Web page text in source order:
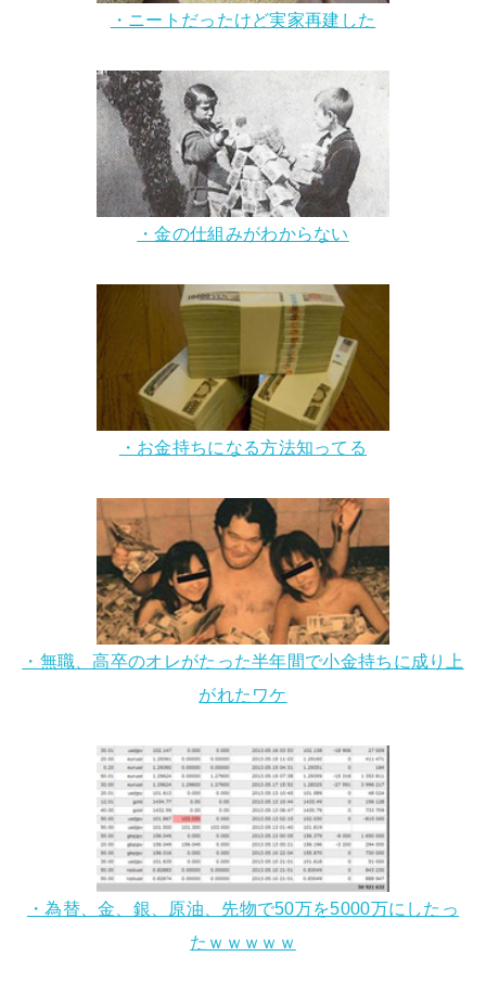
・ニートだったけど実家再建した
・金の仕組みがわからない
・お金持ちになる方法知ってる
・無職、高卒のオレがたった半年間で小金持ちに成り上
がれたワケ
・為替、金、銀、原油、先物で50万を5000万にしたっ
たｗｗｗｗｗ